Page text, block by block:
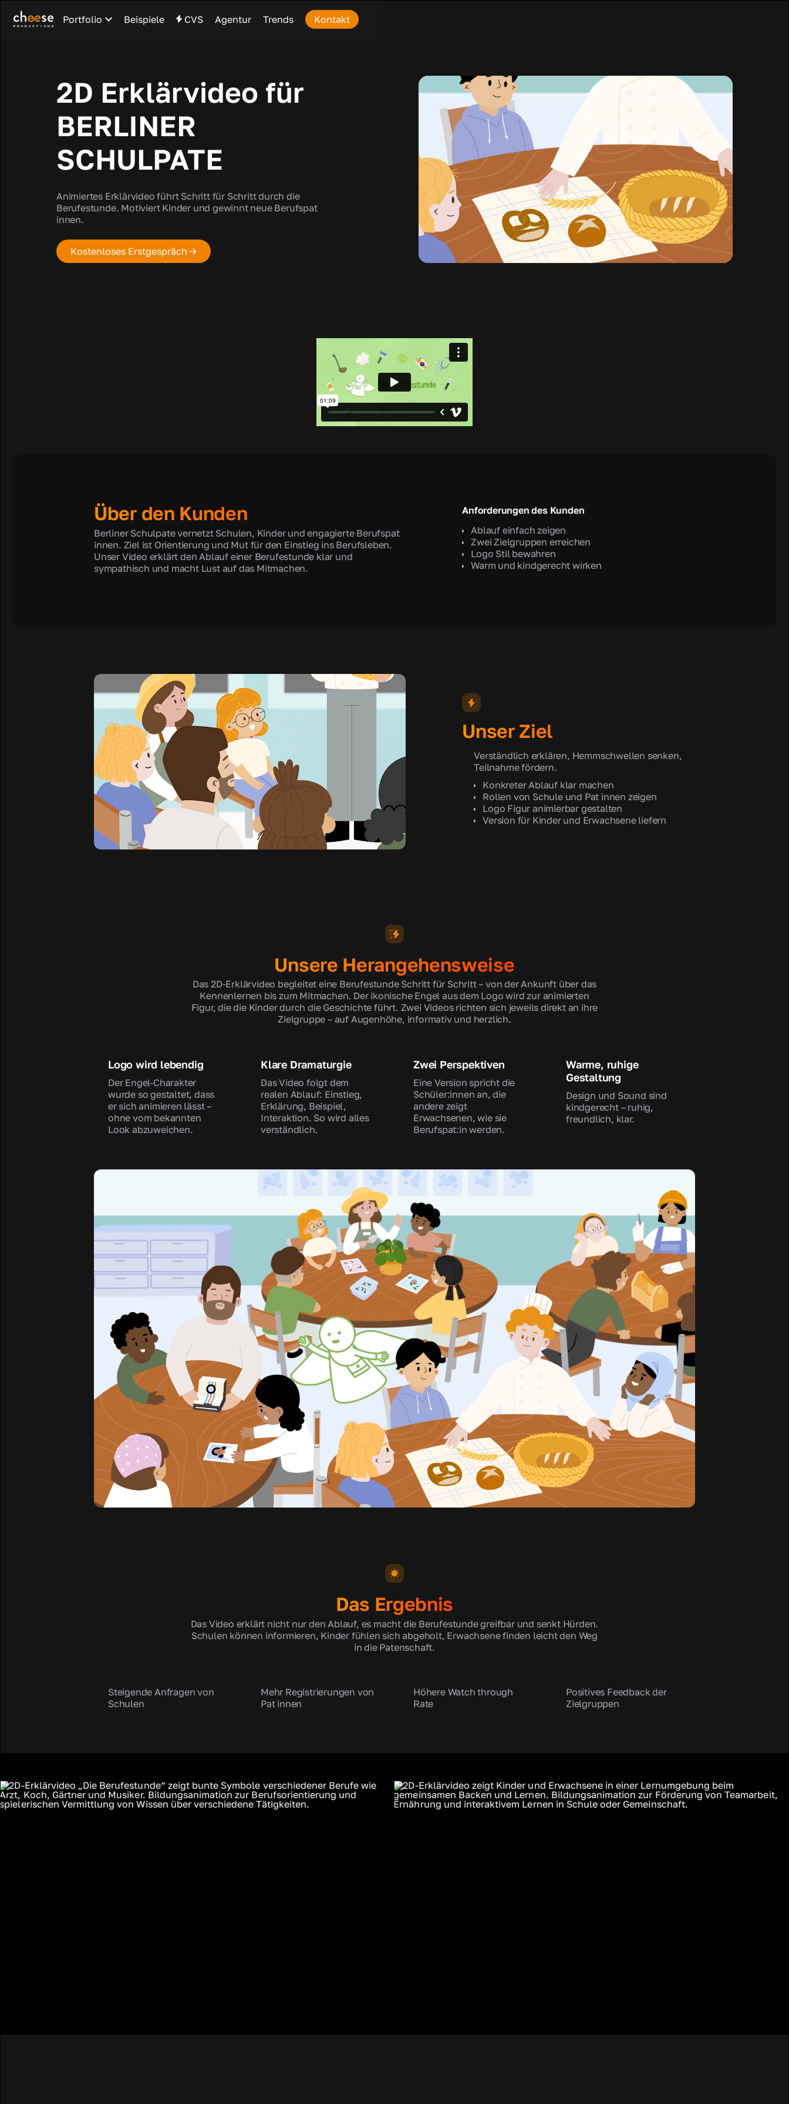
Portfolio Beispiele CVS Agentur Trends Kontakt
2D Erklärvideo für
BERLINER
SCHULPATE
Animiertes Erklärvideo führt Schritt für Schritt durch die
Berufestunde. Motiviert Kinder und gewinnt neue Berufspat
innen.
Kostenloses Erstgespräch →
Über den Kunden
Berliner Schulpate vernetzt Schulen, Kinder und engagierte Berufspat
innen. Ziel ist Orientierung und Mut für den Einstieg ins Berufsleben.
Unser Video erklärt den Ablauf einer Berufestunde klar und
sympathisch und macht Lust auf das Mitmachen.
Anforderungen des Kunden
Ablauf einfach zeigen
Zwei Zielgruppen erreichen
Logo Stil bewahren
Warm und kindgerecht wirken
Unser Ziel
Verständlich erklären, Hemmschwellen senken,
Teilnahme fördern.
Konkreter Ablauf klar machen
Rollen von Schule und Pat innen zeigen
Logo Figur animierbar gestalten
Version für Kinder und Erwachsene liefern
Unsere Herangehensweise
Das 2D-Erklärvideo begleitet eine Berufestunde Schritt für Schritt – von der Ankunft über das
Kennenlernen bis zum Mitmachen. Der ikonische Engel aus dem Logo wird zur animierten
Figur, die die Kinder durch die Geschichte führt. Zwei Videos richten sich jeweils direkt an ihre
Zielgruppe – auf Augenhöhe, informativ und herzlich.
Logo wird lebendig
Der Engel-Charakter
wurde so gestaltet, dass
er sich animieren lässt –
ohne vom bekannten
Look abzuweichen.
Klare Dramaturgie
Das Video folgt dem
realen Ablauf: Einstieg,
Erklärung, Beispiel,
Interaktion. So wird alles
verständlich.
Zwei Perspektiven
Eine Version spricht die
Schüler:innen an, die
andere zeigt
Erwachsenen, wie sie
Berufspat:in werden.
Warme, ruhige
Gestaltung
Design und Sound sind
kindgerecht – ruhig,
freundlich, klar.
Das Ergebnis
Das Video erklärt nicht nur den Ablauf, es macht die Berufestunde greifbar und senkt Hürden.
Schulen können informieren, Kinder fühlen sich abgeholt, Erwachsene finden leicht den Weg
in die Patenschaft.
Steigende Anfragen von
Schulen
Mehr Registrierungen von
Pat innen
Höhere Watch through
Rate
Positives Feedback der
Zielgruppen